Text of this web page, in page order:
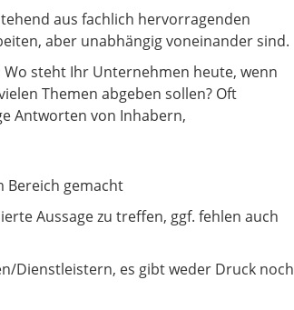
aus fachlich hervorragenden
aber unabhängig voneinander sind.
steht Ihr Unternehmen heute, wenn
Themen abgeben sollen? Oft
Antworten von Inhabern,
Bereich gemacht
Aussage zu treffen, ggf. fehlen auch
Dienstleistern, es gibt weder Druck noch